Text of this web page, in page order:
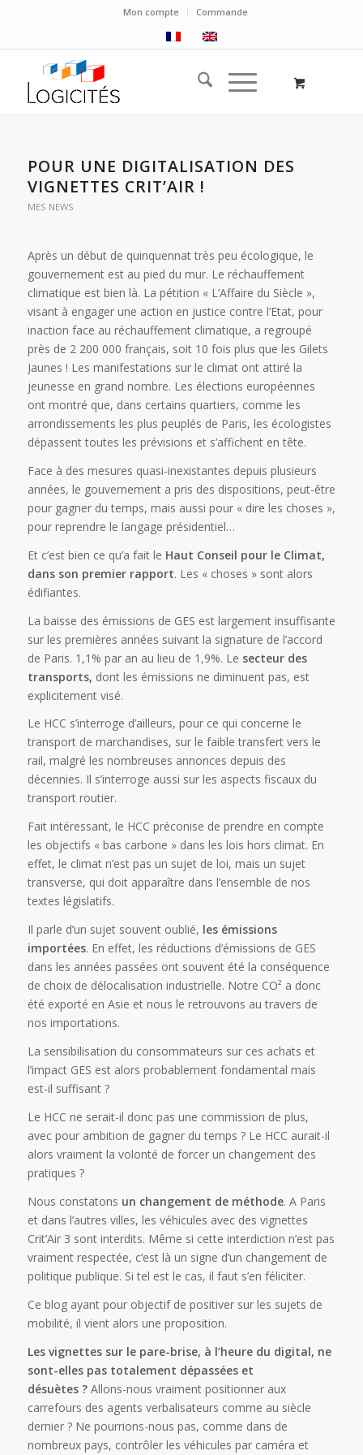
Mon compte Commande
POUR UNE DIGITALISATION DES
VIGNETTES CRIT’AIR !
MES NEWS
Après un début de quinquennat très peu écologique, le
gouvernement est au pied du mur. Le réchauffement
climatique est bien là. La pétition « L’Affaire du Siècle »,
visant à engager une action en justice contre l’Etat, pour
inaction face au réchauffement climatique, a regroupé
près de 2 200 000 français, soit 10 fois plus que les Gilets
Jaunes ! Les manifestations sur le climat ont attiré la
jeunesse en grand nombre. Les élections européennes
ont montré que, dans certains quartiers, comme les
arrondissements les plus peuplés de Paris, les écologistes
dépassent toutes les prévisions et s’affichent en tête.
Face à des mesures quasi-inexistantes depuis plusieurs
années, le gouvernement a pris des dispositions, peut-être
pour gagner du temps, mais aussi pour « dire les choses »,
pour reprendre le langage présidentiel…
Et c’est bien ce qu’a fait le Haut Conseil pour le Climat,
dans son premier rapport. Les « choses » sont alors
édifiantes.
La baisse des émissions de GES est largement insuffisante
sur les premières années suivant la signature de l’accord
de Paris. 1,1% par an au lieu de 1,9%. Le secteur des
transports, dont les émissions ne diminuent pas, est
explicitement visé.
Le HCC s’interroge d’ailleurs, pour ce qui concerne le
transport de marchandises, sur le faible transfert vers le
rail, malgré les nombreuses annonces depuis des
décennies. Il s’interroge aussi sur les aspects fiscaux du
transport routier.
Fait intéressant, le HCC préconise de prendre en compte
les objectifs « bas carbone » dans les lois hors climat. En
effet, le climat n’est pas un sujet de loi, mais un sujet
transverse, qui doit apparaître dans l’ensemble de nos
textes législatifs.
Il parle d’un sujet souvent oublié, les émissions
importées. En effet, les réductions d’émissions de GES
dans les années passées ont souvent été la conséquence
de choix de délocalisation industrielle. Notre CO² a donc
été exporté en Asie et nous le retrouvons au travers de
nos importations.
La sensibilisation du consommateurs sur ces achats et
l’impact GES est alors probablement fondamental mais
est-il suffisant ?
Le HCC ne serait-il donc pas une commission de plus,
avec pour ambition de gagner du temps ? Le HCC aurait-il
alors vraiment la volonté de forcer un changement des
pratiques ?
Nous constatons un changement de méthode. A Paris
et dans l’autres villes, les véhicules avec des vignettes
Crit’Air 3 sont interdits. Même si cette interdiction n’est pas
vraiment respectée, c’est là un signe d’un changement de
politique publique. Si tel est le cas, il faut s’en féliciter.
Ce blog ayant pour objectif de positiver sur les sujets de
mobilité, il vient alors une proposition.
Les vignettes sur le pare-brise, à l’heure du digital, ne
sont-elles pas totalement dépassées et
désuètes ?Allons-nous vraiment positionner aux
carrefours des agents verbalisateurs comme au siècle
dernier ? Ne pourrions-nous pas, comme dans de
nombreux pays, contrôler les véhicules par caméra et